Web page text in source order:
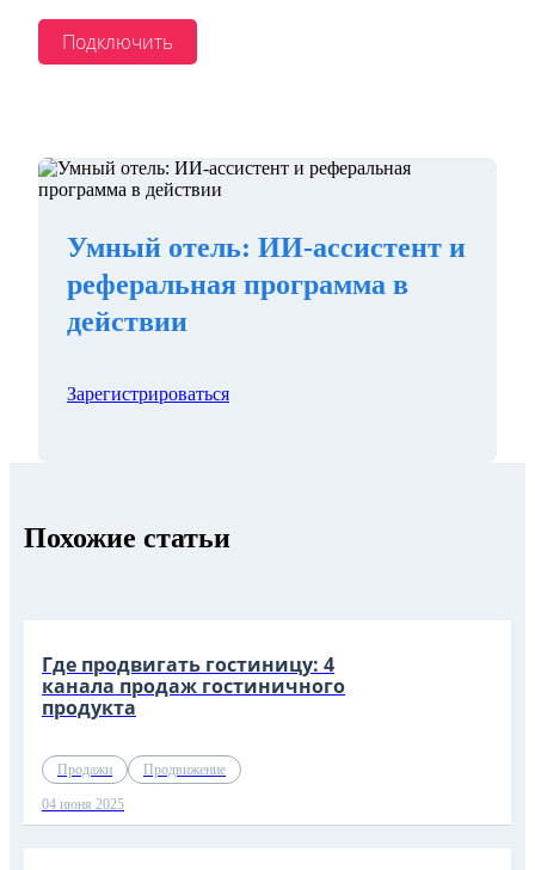
Подключить
Умный отель: ИИ-ассистент и
реферальная программа в
действии
Зарегистрироваться
Похожие статьи
Где продвигать гостиницу: 4
канала продаж гостиничного
продукта
Продажи Продвижение
04 июня 2025